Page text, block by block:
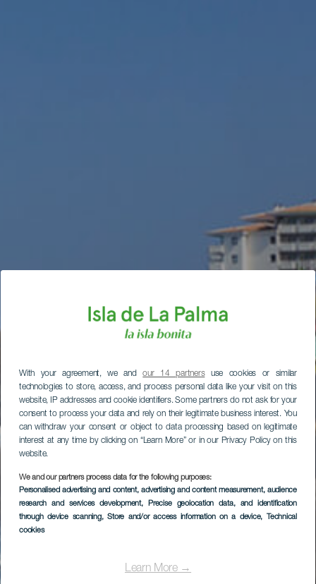
With your agreement, we andour 14 partnersuse cookies or similar
technologies to store, access, and process personal data like your visit on this
website, IP addresses and cookie identifiers. Some partners do not ask for your
consent to process your data and rely on their legitimate business interest. You
can withdraw your consent or object to data processing based on legitimate
interest at any time by clicking on “Learn More” or in our Privacy Policy on this
website.
We and our partners process data for the following purposes:
Personalised advertising and content, advertising and content measurement, audience
research and services development, Precise geolocation data, and identification
through device scanning, Store and/or access information on a device, Technical
cookies
Learn More →